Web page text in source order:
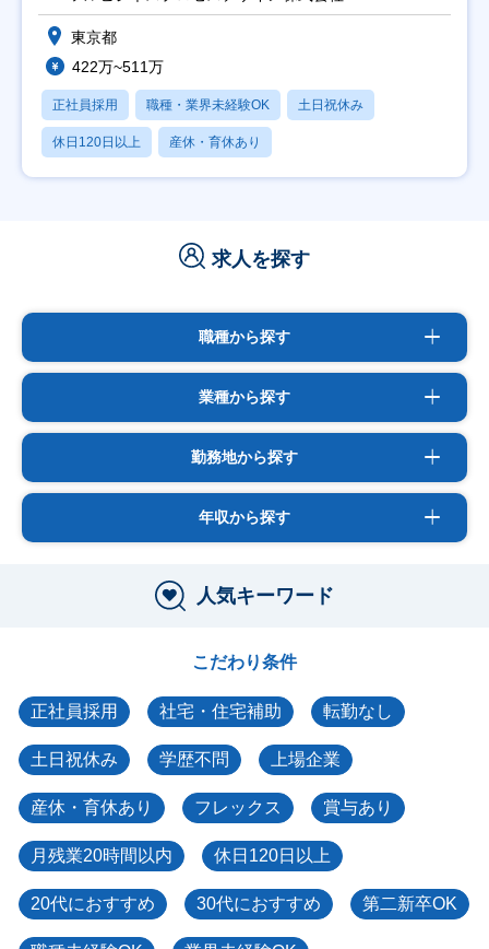
東京都
422万~511万
正社員採用 職種・業界未経験OK 土日祝休み
休日120日以上 産休・育休あり
求人を探す
職種から探す
業種から探す
勤務地から探す
年収から探す
人気キーワード
こだわり条件
正社員採用 社宅・住宅補助 転勤なし
土日祝休み 学歴不問 上場企業
産休・育休あり フレックス 賞与あり
月残業20時間以内 休日120日以上
20代におすすめ 30代におすすめ 第二新卒OK